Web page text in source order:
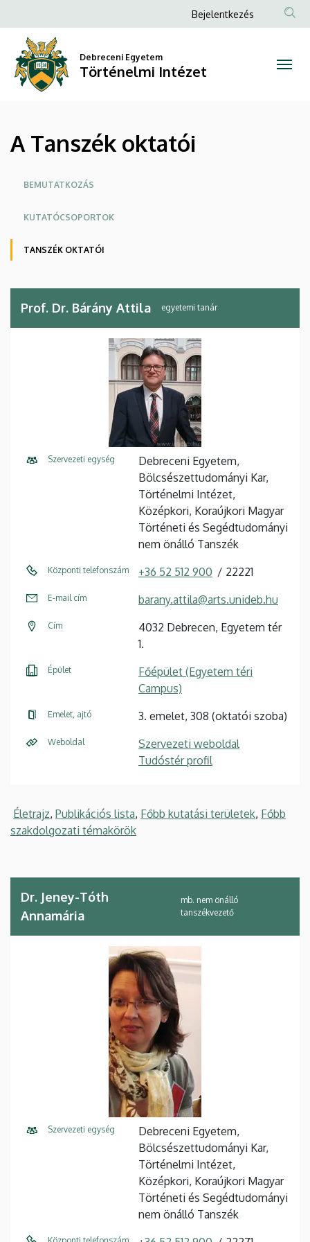
Tanszék
oktatói
Történelmi
Intézet
a
tartalomra
Anonim
menüje
Bejelentkezés
Debreceni Egyetem
Történelmi Intézet
A Tanszék oktatói
Oldalmenü
BEMUTATKOZÁS
KUTATÓCSOPORTOK
TANSZÉK OKTATÓI
Prof. Dr. Bárány Attila egyetemi tanár
Szervezeti egység
Debreceni Egyetem,
Bölcsészettudományi Kar,
Történelmi Intézet,
Középkori, Koraújkori Magyar
Történeti és Segédtudományi
nem önálló Tanszék
Központi telefonszám +36 52 512 900 22221
E-mail cím barany.attila@arts.unideb.hu
Cím
4032 Debrecen, Egyetem tér
1.
Épület
Főépület (Egyetem téri
Campus)
Emelet, ajtó 3. emelet, 308 (oktatói szoba)
Weboldal
Szervezeti weboldal
Tudóstér profil
Életrajz, Publikációs lista, Főbb kutatási területek, Főbb
szakdolgozati témakörök
Dr. Jeney-Tóth
Annamária
mb. nem önálló
tanszékvezető
Szervezeti egység
Debreceni Egyetem,
Bölcsészettudományi Kar,
Történelmi Intézet,
Középkori, Koraújkori Magyar
Történeti és Segédtudományi
nem önálló Tanszék